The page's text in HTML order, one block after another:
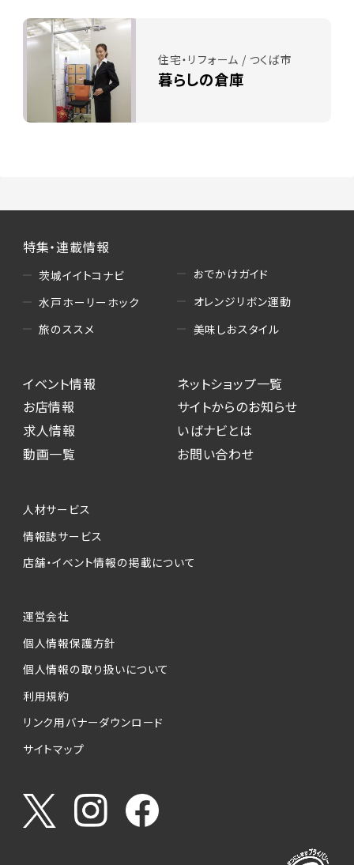
住宅・リフォーム / つくば市
暮らしの倉庫
特集・連載情報
茨城イイトコナビ
水戸ホーリーホック
旅のススメ
おでかけガイド
オレンジリボン運動
美味しおスタイル
イベント情報
お店情報
求人情報
動画一覧
ネットショップ一覧
サイトからのお知らせ
いばナビとは
お問い合わせ
人材サービス
情報誌サービス
店舗・イベント情報の掲載について
運営会社
個人情報保護方針
個人情報の取り扱いについて
利用規約
リンク用バナーダウンロード
サイトマップ